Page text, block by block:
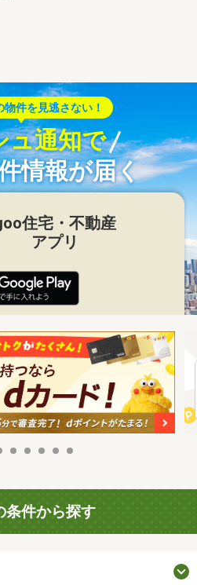
物件を見逃さない！
ュ通知で
情報が届く
住宅・不動産
アプリ
条件から探す